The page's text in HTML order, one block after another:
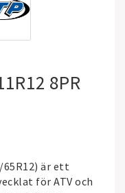
8PR
65R12) är ett
för ATV och